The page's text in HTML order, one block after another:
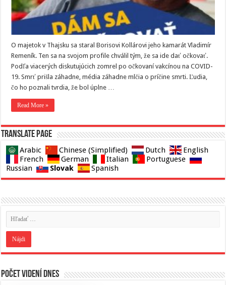
O majetok v Thajsku sa staral Borisovi Kollárovi jeho kamarát Vladimír
Remeník. Ten sa na svojom profile chválil tým, že sa ide dať očkovať.
Podľa viacerých diskutujúcich zomrel po očkovaní vakcínou na COVID-
19. Smrť prišla záhadne, média záhadne mlčia o príčine smrti. Ľudia,
čo ho poznali tvrdia, že bol úplne …
Read More »
Translate page
Arabic Chinese (Simplified) Dutch
English
French
German Italian
Portuguese
Russian
Slovak Spanish
Počet videní dnes